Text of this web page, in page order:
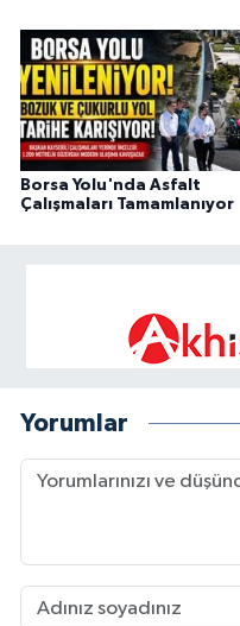
Borsa Yolu'nda Asfalt
Çalışmaları Tamamlanıyor
Yorumlar